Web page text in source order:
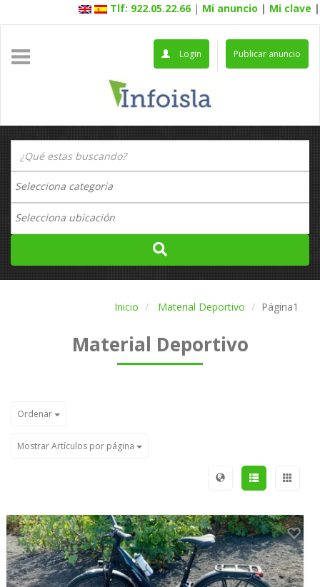
Tlf: 922.05.22.66 | Mi anuncio | Mi clave |
Publicar anuncio
Login
Inicio Material Deportivo Página1
Material Deportivo
Ordenar
Mostrar Artículos por página